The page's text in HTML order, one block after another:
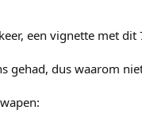
een vignette met dit
gehad, dus waarom